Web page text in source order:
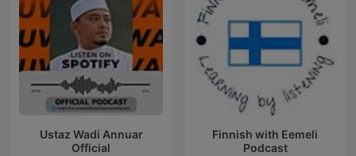
Ustaz Wadi Annuar
Official
Finnish with Eemeli
Podcast